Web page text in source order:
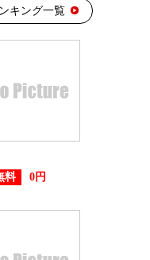
キング一覧
料 0円